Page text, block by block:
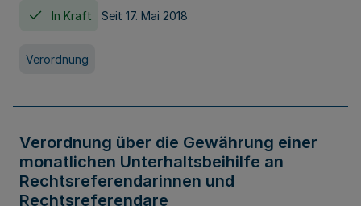
In Kraft Seit 17. Mai 2018
Verordnung
Verordnung über die Gewährung einer
monatlichen Unterhaltsbeihilfe an
Rechtsreferendarinnen und
Rechtsreferendare